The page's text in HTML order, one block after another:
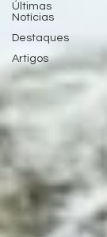
Últimas
Notícias
Destaques
Artigos